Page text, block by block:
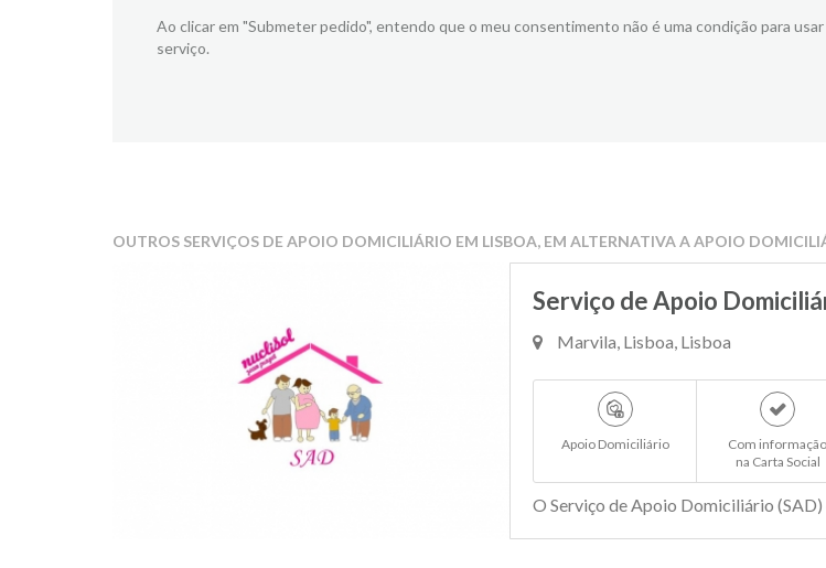
Ao clicar em "Submeter pedido", entendo que o meu consentimento não é uma condição para
serviço.
OUTROS SERVIÇOS DE APOIO DOMICILIÁRIO EM LISBOA, EM ALTERNATIVA A APOIO
Serviço de Apoio
Marvila, Lisboa, Lisboa
Apoio Domiciliário
Com informação
na Carta Social
O Serviço de Apoio Domiciliário